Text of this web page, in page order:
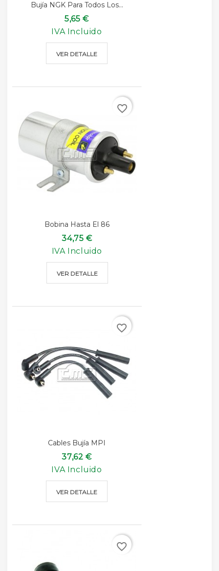
Bujía NGK Para Todos Los...
5,65 €
IVA Incluido
VER DETALLE
Bobina Hasta El 86
34,75 €
IVA Incluido
VER DETALLE
favorite_border
Cables Bujía MPI
37,62 €
IVA Incluido
VER DETALLE
favorite_border
favorite_border